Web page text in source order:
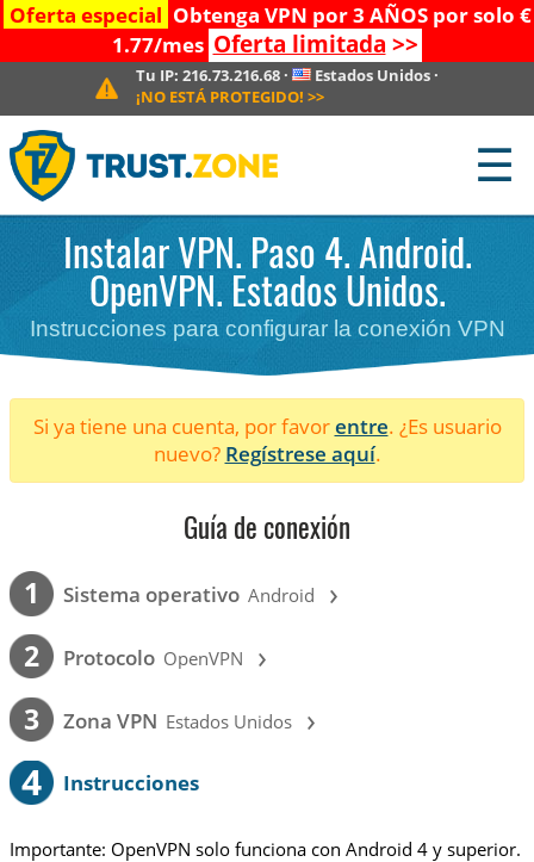
Oferta especial Obtenga VPN por 3 AÑOS por solo €
1.77/mes Oferta limitada >>
Tu IP:216.73.216.68 · Estados Unidos·
¡NO ESTÁ PROTEGIDO! >>
☰
Instalar VPN. Paso 4. Android.
OpenVPN. Estados Unidos.
Instrucciones para configurar la conexión VPN
Si ya tiene una cuenta, por favorentre. ¿Es usuario
nuevo? Regístrese aquí.
Guía de conexión
1 Sistema operativo Android ›
2 Protocolo OpenVPN ›
3 Zona VPN Estados Unidos ›
4 Instrucciones
Importante: OpenVPN solo funciona con Android 4 y superior.